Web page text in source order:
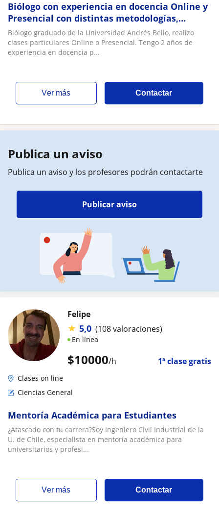
Biólogo con experiencia en docencia Online y
Presencial con distintas metodologías,
incluida Montessori
Biólogo graduado de la Universidad Andrés Bello, realizo
clases particulares Online o Presencial. Tengo 2 años de
experiencia en docencia p...
ver más Contactar
Publica un aviso
Publica un aviso y los profesores podrán contactarte
Publicar aviso
$10000/h 1ª clase gratis
Felipe
★ 5,0 (108 valoraciones)
En línea
Clases on line
Ciencias General
Mentoría Académica para Estudiantes
¿Atascado con tu carrera?Soy Ingeniero Civil Industrial de la
U. de Chile, especialista en mentoría académica para
universitarios y profesi...
ver más Contactar